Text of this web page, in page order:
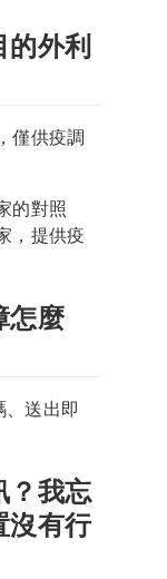
外利
僅供疫調
的對照
，提供疫
怎麼
送出即
？我忘
沒有行